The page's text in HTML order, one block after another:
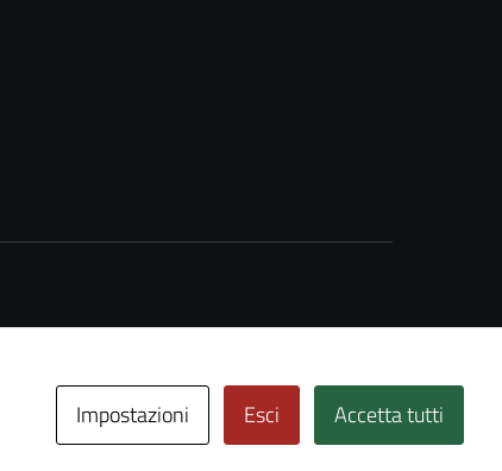
Impostazioni Esci Accetta tutti